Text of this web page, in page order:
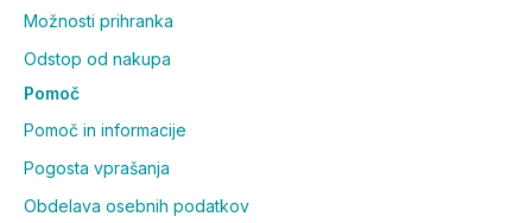
Možnosti prihranka
Odstop od nakupa
Pomoč
Pomoč in informacije
Pogosta vprašanja
Obdelava osebnih podatkov